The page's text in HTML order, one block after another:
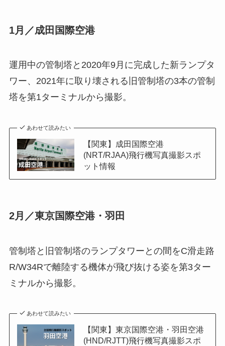
1月／成田国際空港
運用中の管制塔と2020年9月に完成した新ランプタ
ワー、2021年に取り壊される旧管制塔の3本の管制
塔を第1ターミナルから撮影。
あわせて読みたい
【関東】成田国際空港
(NRT/RJAA)飛行機写真撮影スポ
ット情報
2月／東京国際空港・羽田
管制塔と旧管制塔のランプタワーとの間をC滑走路
R/W34Rで離陸する機体が飛び抜ける姿を第3ター
ミナルから撮影。
あわせて読みたい
【関東】東京国際空港・羽田空港
(HND/RJTT)飛行機写真撮影スポ